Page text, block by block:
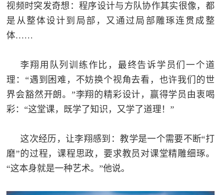
视频时突发奇想：程序设计与方队协作其实很像，都
是从整体设计到局部，又通过局部雕琢连贯成整
体……
李翔用队列训练作比，最终告诉学员们一个道
理：“遇到困难，不妨换个视角去看，也许我们的世
界会豁然开朗。”李翔的精彩设计，赢得学员由衷喝
彩：“这堂课，既学了知识，又学了道理！”
这次经历，让李翔感到：教学是一个需要不断“打
磨”的过程，课程思政，要求教员对课堂精雕细琢。
“这本身就是一种艺术。”他说。